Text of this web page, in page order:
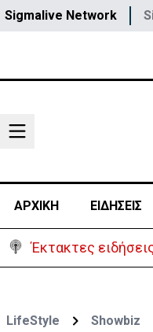
Sigmalive Network
ΑΡΧΙΚΗ ΕΙΔΗΣΕΙΣ
Έκτακτες
LifeStyle Showbiz